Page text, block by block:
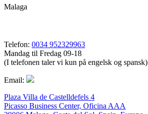
Malaga
Telefon: 0034 952329963
Mandag til Fredag 09-18
(I telefonen taler vi kun på engelsk og spansk)
Email:
Plaza Villa de Castelldefels 4
Picasso Business Center, Oficina AAA